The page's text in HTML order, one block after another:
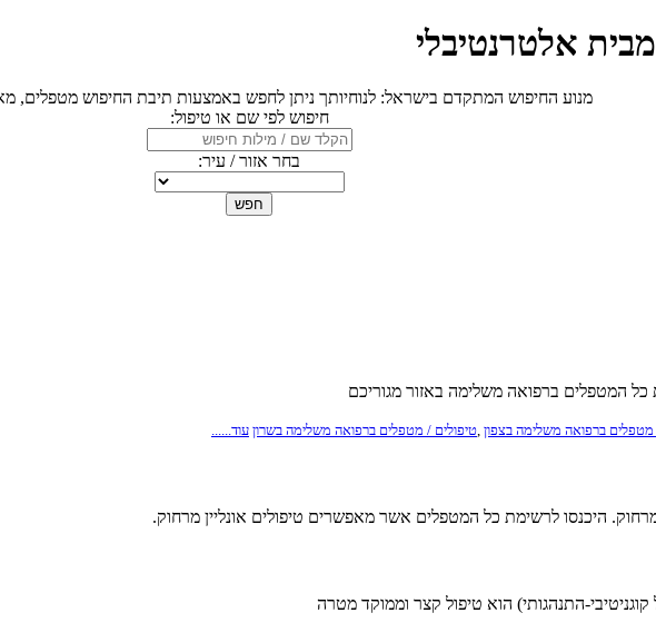
אלטרנטיבלי
מנוע החיפוש המתקדם בישראל: לנוחיותך ניתן לחפש באמצעות תיבת החיפוש מטפלים,
חיפוש לפי שם או טיפול:
בחר אזור / עיר:
חפש
המטפלים ברפואה משלימה באזור מגוריכם
מטפלים ברפואה משלימה בצפון ,טיפולים / מטפלים ברפואה משלימה בשרון עוד......
היכנסו לרשימת כל המטפלים אשר מאפשרים טיפולים אונליין מרחוק.